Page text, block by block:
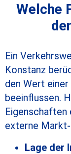
Welche
Ein
Konstanz
den Wert
beeinflussen.
Eigenschaften
externe
Lage der